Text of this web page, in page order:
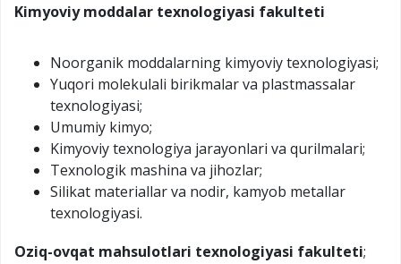
Kimyoviy moddalar texnologiyasi fakulteti
Noorganik moddalarning kimyoviy texnologiyasi;
Yuqori molekulali birikmalar va plastmassalar
texnologiyasi;
Umumiy kimyo;
Kimyoviy texnologiya jarayonlari va qurilmalari;
Texnologik mashina va jihozlar;
Silikat materiallar va nodir, kamyob metallar
texnologiyasi.
Oziq-ovqat mahsulotlari texnologiyasi fakulteti;